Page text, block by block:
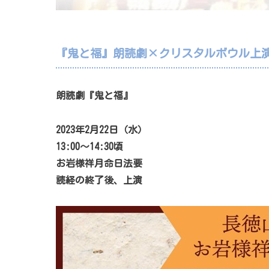
『鬼と福』朗読劇×クリスタルボウル上
朗読劇『鬼と福』
2023年2月22日（水）
13:00～14:30頃
お岩様祥月命日法要
読経の終了後、上演